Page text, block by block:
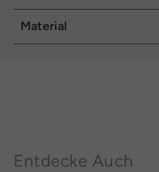
Material
Entdecke Auch